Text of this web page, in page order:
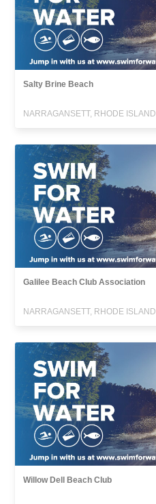
Salty Brine Beach
NARRAGANSETT, RHODE ISLAND
Galilee Beach Club Association
NARRAGANSETT, RHODE ISLAND
Willow Dell Beach Club